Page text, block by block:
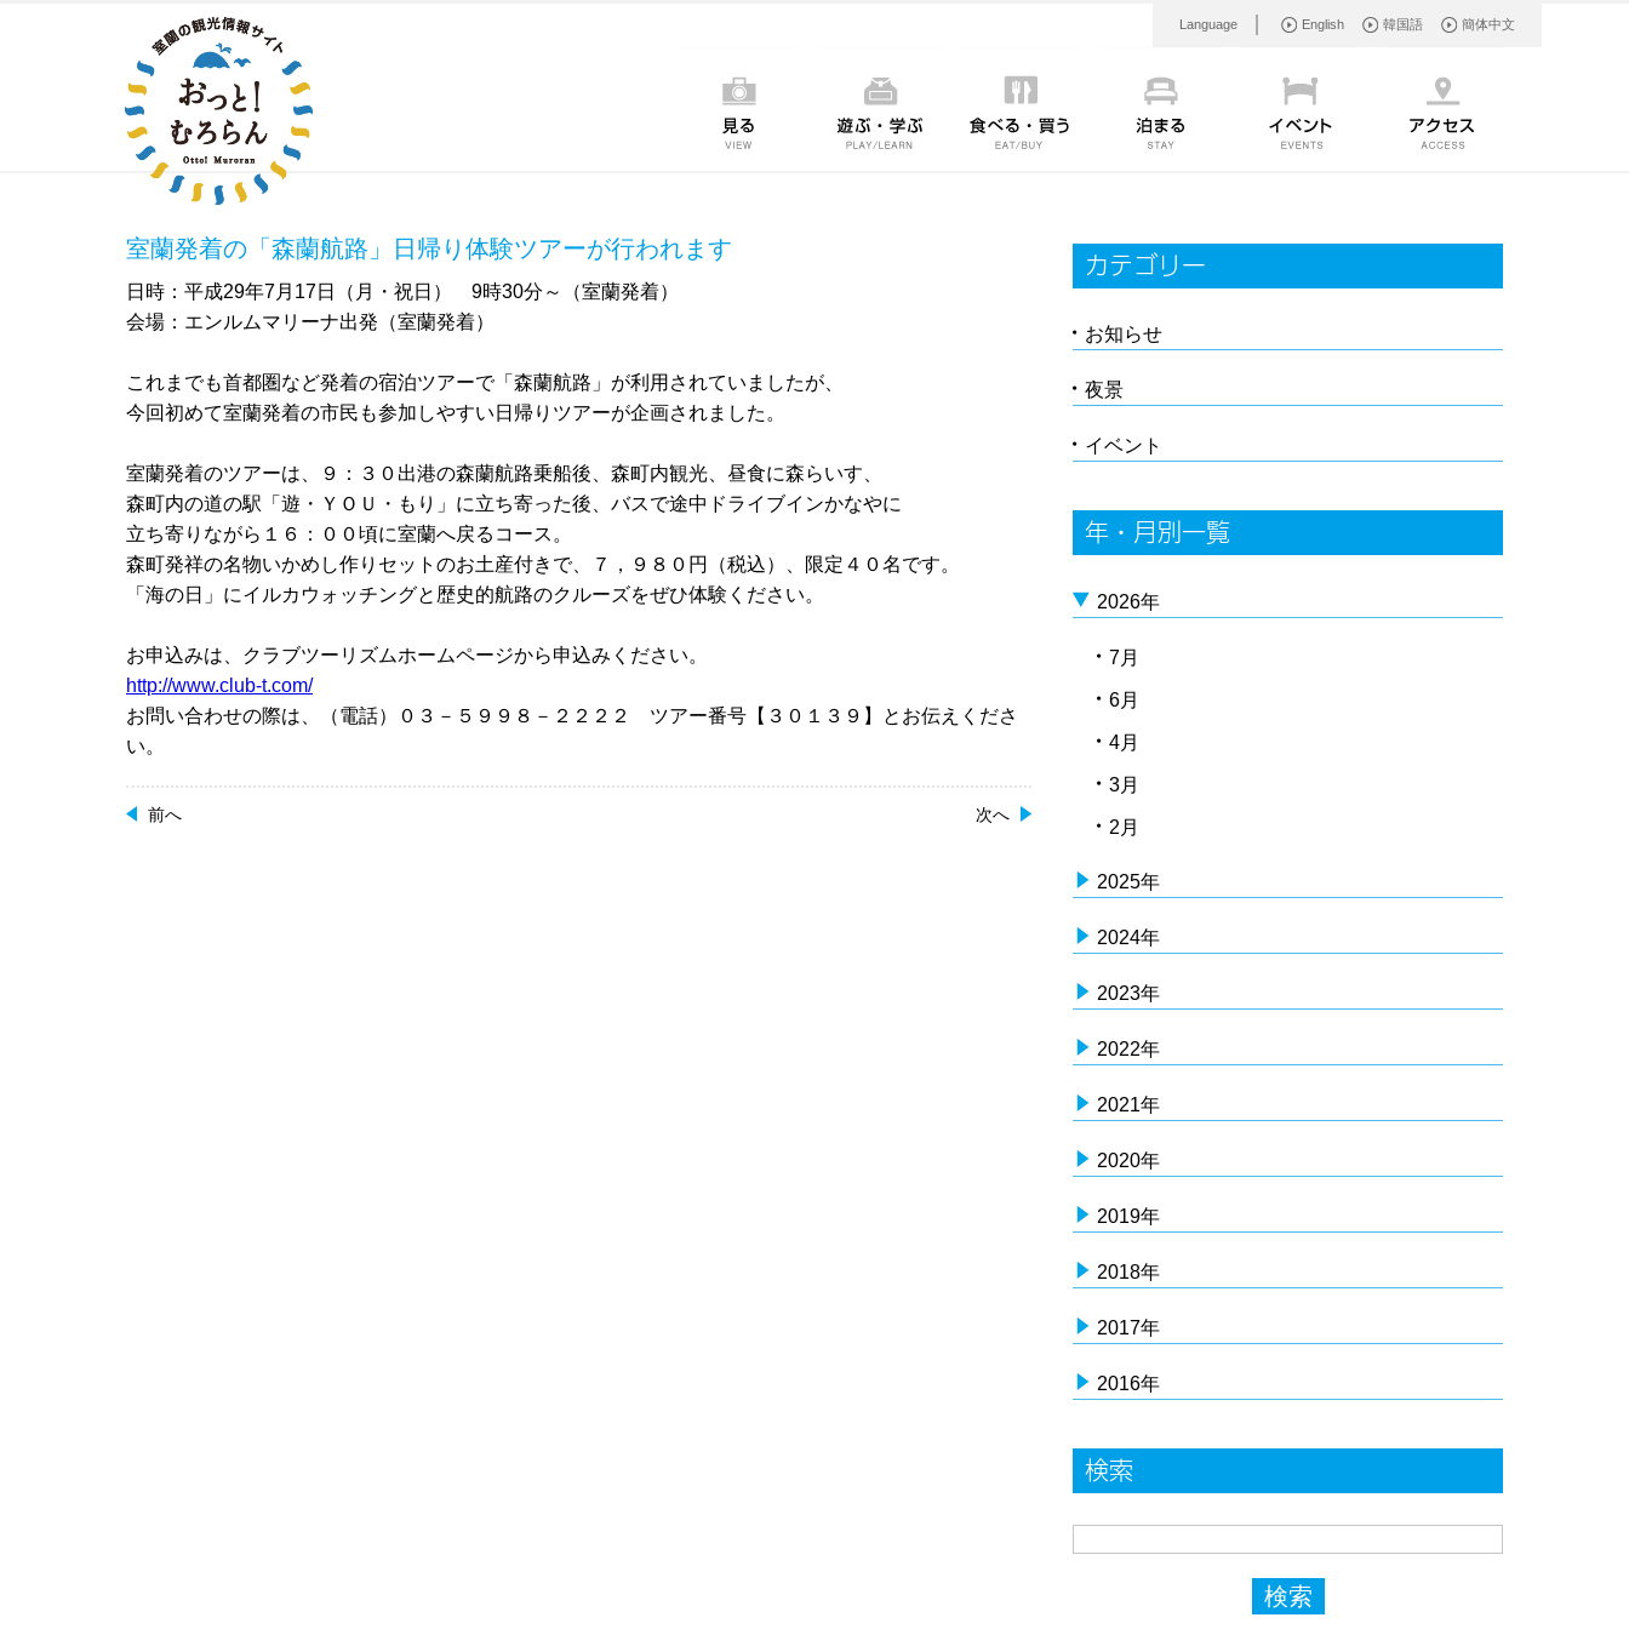
Language English 韓国語 簡体中文
カテゴリー
お知らせ
夜景
イベント
年・月別一覧
2026年
7月
6月
4月
3月
2月
2025年
2024年
2023年
2022年
2021年
2020年
2019年
2018年
2017年
2016年
検索
室蘭発着の「森蘭航路」日帰り体験ツアーが行われます
日時：平成29年7月17日（月・祝日） 9時30分～（室蘭発着）
会場：エンルムマリーナ出発（室蘭発着）
これまでも首都圏など発着の宿泊ツアーで「森蘭航路」が利用されていましたが、
今回初めて室蘭発着の市民も参加しやすい日帰りツアーが企画されました。
室蘭発着のツアーは、９：３０出港の森蘭航路乗船後、森町内観光、昼食に森らいす、
森町内の道の駅「遊・ＹＯＵ・もり」に立ち寄った後、バスで途中ドライブインかなやに
立ち寄りながら１６：００頃に室蘭へ戻るコース。
森町発祥の名物いかめし作りセットのお土産付きで、７，９８０円（税込）、限定４０名です。
「海の日」にイルカウォッチングと歴史的航路のクルーズをぜひ体験ください。
お申込みは、クラブツーリズムホームページから申込みください。
http://www.club-t.com/
お問い合わせの際は、（電話）０３－５９９８－２２２２ ツアー番号【３０１３９】とお伝えくださ
い。
前へ 次へ